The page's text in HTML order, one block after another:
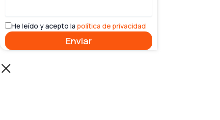
He leído y acepto la política de privacidad